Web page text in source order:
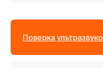
Поверка